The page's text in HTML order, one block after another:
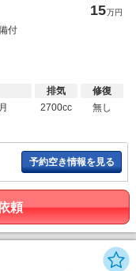
15万円
付
排気
2700cc
修復
無し
予約空き情報を見る
頼